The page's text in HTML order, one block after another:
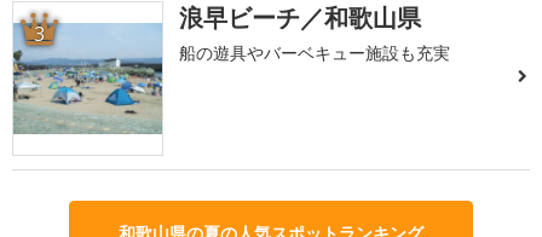
3 浪早ビーチ／和歌山県
船の遊具やバーベキュー施設も充実
和歌山県の夏の人気スポットランキング